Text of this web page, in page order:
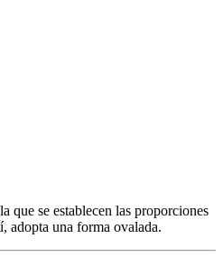
que se establecen las proporciones
adopta una forma ovalada.